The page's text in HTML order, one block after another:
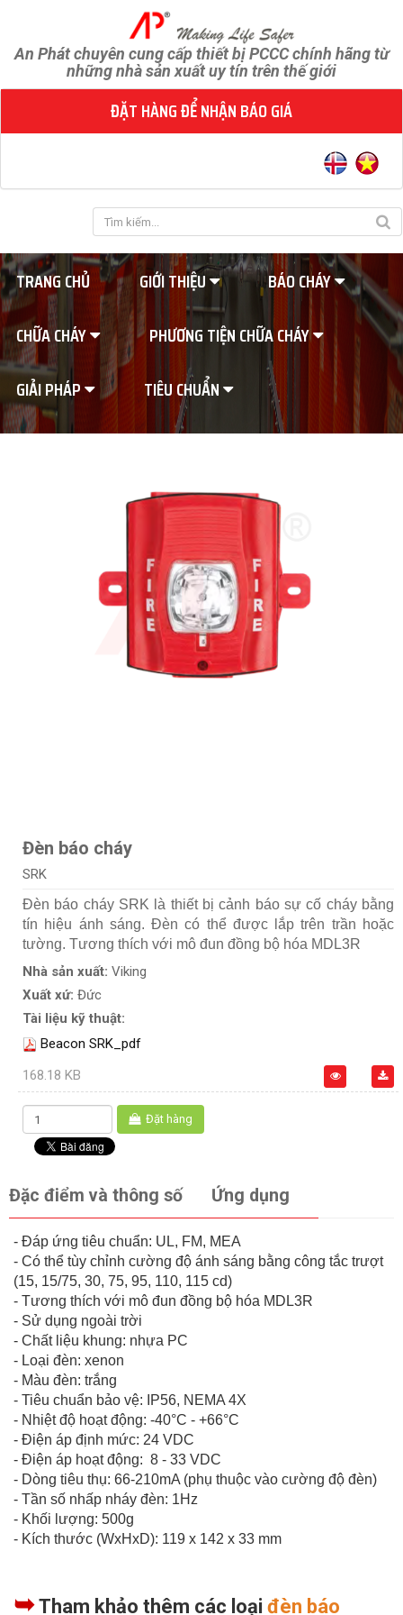
An Phát chuyên cung cấp thiết bị PCCC chính hãng từ
những nhà sản xuất uy tín trên thế giới
ĐẶT HÀNG ĐỂ NHẬN BÁO GIÁ
TRANG CHỦ GIỚI THIỆU
BÁO CHÁY
CHỮA CHÁY
PHƯƠNG TIỆN CHỮA CHÁY
GIẢI PHÁP
TIÊU CHUẨN
Đèn báo cháy
SRK
Đèn báo cháy SRK là thiết bị cảnh báo sự cố cháy bằng
tín hiệu ánh sáng. Đèn có thể được lắp trên trần hoặc
tường. Tương thích với mô đun đồng bộ hóa MDL3R
Nhà sản xuất: Viking
Xuất xứ: Đức
Tài liệu kỹ thuật:
Beacon SRK_pdf
168.18 KB
Đặt hàng
Đặc điểm và thông số Ứng dụng
- Đáp ứng tiêu chuẩn: UL, FM, MEA
- Có thể tùy chỉnh cường độ ánh sáng bằng công tắc trượt
(15, 15/75, 30, 75, 95, 110, 115 cd)
- Tương thích với mô đun đồng bộ hóa MDL3R
- Sử dụng ngoài trời
- Chất liệu khung: nhựa PC
- Loại đèn: xenon
- Màu đèn: trắng
- Tiêu chuẩn bảo vệ: IP56, NEMA 4X
- Nhiệt độ hoạt động: -40°C - +66°C
- Điện áp định mức: 24 VDC
- Điện áp hoạt động: 8 - 33 VDC
- Dòng tiêu thụ: 66-210mA (phụ thuộc vào cường độ đèn)
- Tần số nhấp nháy đèn: 1Hz
- Khối lượng: 500g
- Kích thước (WxHxD): 119 x 142 x 33 mm
➥Tham khảo thêm các loại đèn báo